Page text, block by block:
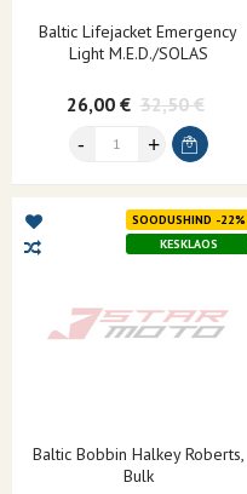
Baltic Lifejacket Emergency
Light M.E.D./SOLAS
26,00 € 32,50 €
SOODUSHIND -22%
KESKLAOS
Baltic Bobbin Halkey Roberts,
Bulk